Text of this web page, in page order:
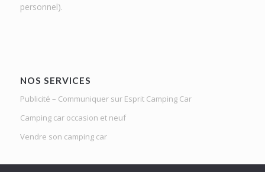
personnel).
NOS SERVICES
Publicité – Communiquer sur Esprit Camping Car
Camping car occasion et neuf
Vendre son camping car